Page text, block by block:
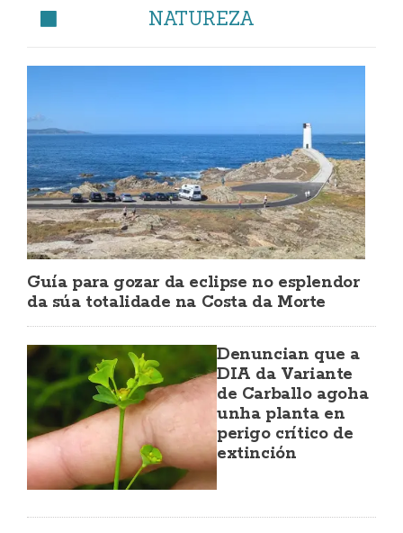
NATUREZA
Guía para gozar da eclipse no esplendor
da súa totalidade na Costa da Morte
Denuncian que a
DIA da Variante
de Carballo agoha
unha planta en
perigo crítico de
extinción